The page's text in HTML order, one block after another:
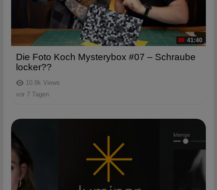
41:40
10.8k Views
Die Foto Koch Mysterybox #07 – Schraube
locker??
vor 7 Tagen